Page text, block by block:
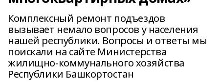
Комплексный ремонт подъездов
вызывает немало вопросов у населения
нашей республики. Вопросы и ответы мы
поискали на сайте Министерства
жилищно-коммунального хозяйства
Республики Башкортостан